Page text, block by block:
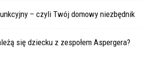
– czyli Twój domowy niezbędnik
się dziecku z zespołem Aspergera?